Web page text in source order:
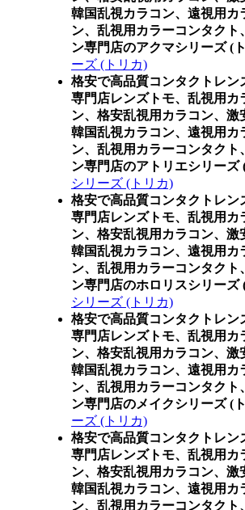
韓国乱視カラコン、遠視用カ
ン、乱視用カラーコンタクト
ン専門店のアクマシリーズ (
ーズ (トリカ)
格安で高品質コンタクトレン
専門店レンズトモ、乱視用カ
ン、格安乱視用カラコン、激
韓国乱視カラコン、遠視用カ
ン、乱視用カラーコンタクト
ン専門店のアトリエシリーズ
シリーズ (トリカ)
格安で高品質コンタクトレン
専門店レンズトモ、乱視用カ
ン、格安乱視用カラコン、激
韓国乱視カラコン、遠視用カ
ン、乱視用カラーコンタクト
ン専門店のホロリスシリーズ
シリーズ (トリカ)
格安で高品質コンタクトレン
専門店レンズトモ、乱視用カ
ン、格安乱視用カラコン、激
韓国乱視カラコン、遠視用カ
ン、乱視用カラーコンタクト
ン専門店のメイクシリーズ (
ーズ (トリカ)
格安で高品質コンタクトレン
専門店レンズトモ、乱視用カ
ン、格安乱視用カラコン、激
韓国乱視カラコン、遠視用カ
ン、乱視用カラーコンタクト